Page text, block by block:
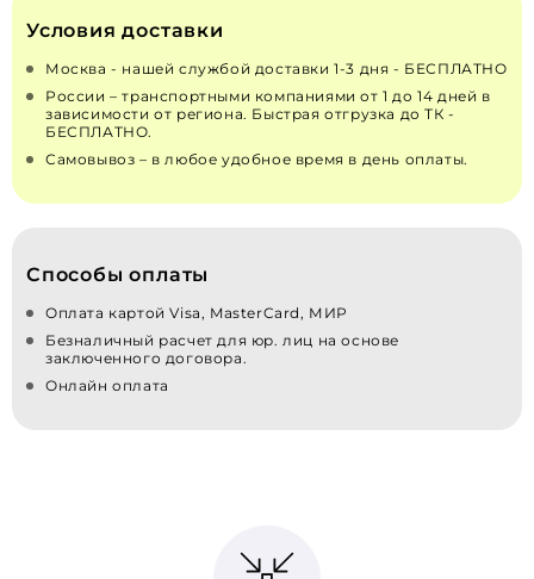
Условия доставки
Москва - нашей службой доставки 1-3 дня - БЕСПЛАТНО
России – транспортными компаниями от 1 до 14 дней в
зависимости от региона. Быстрая отгрузка до ТК -
БЕСПЛАТНО.
Самовывоз – в любое удобное время в день оплаты.
Способы оплаты
Оплата картой Visa, MasterCard, МИР
Безналичный расчет для юр. лиц на основе
заключенного договора.
Онлайн оплата